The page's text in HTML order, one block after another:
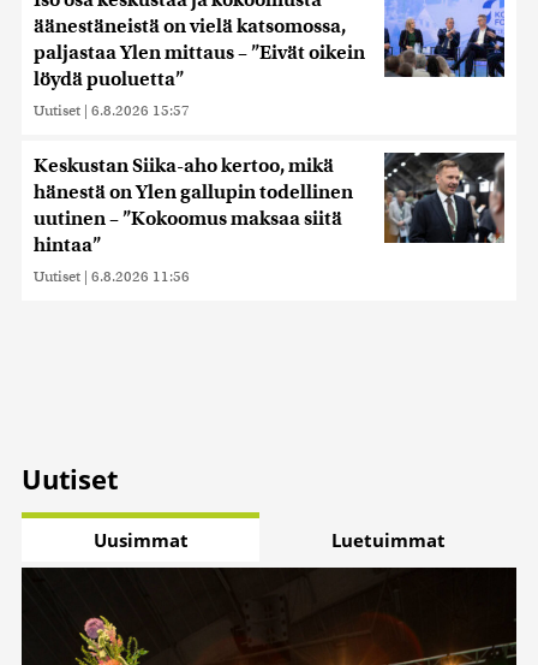
äänestäneistä on vielä katsomossa,
paljastaa Ylen mittaus – ”Eivät oikein
löydä puoluetta”
Uutiset | 6.8.2026 15:57
Keskustan Siika-aho kertoo, mikä
hänestä on Ylen gallupin todellinen
uutinen – ”Kokoomus maksaa siitä
hintaa”
Uutiset | 6.8.2026 11:56
Uutiset
Uusimmat Luetuimmat